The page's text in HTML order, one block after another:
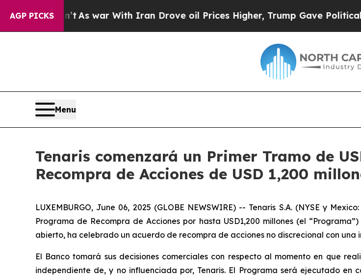
AGP PICKS
it Didn’tAs war With Iran Drove oil Prices Higher, Trump Gave Politically
Menu
Tenaris comenzará un Primer Tramo de
Recompra de Acciones de USD 1,200
LUXEMBURGO, June 06, 2025 (GLOBE NEWSWIRE) -- Tenaris S.A. (NYSE y
Programa de Recompra de Acciones por hasta USD1,200 millones (el
abierto, ha celebrado un acuerdo de recompra de acciones no discrecional con una
El Banco tomará sus decisiones comerciales con respecto al momento en que
independiente de, y no influenciada por, Tenaris. El Programa será ejecutado en